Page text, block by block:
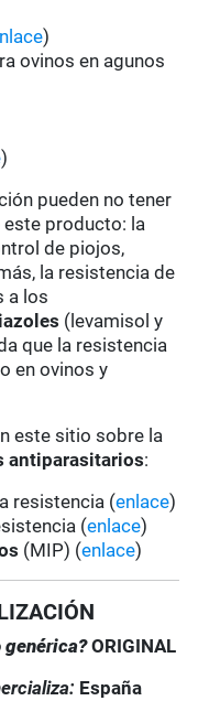
)
ovinos en agunos
)
pueden no tener
producto: la
de piojos,
la resistencia de
a los
(levamisol y
que la resistencia
en ovinos y
este sitio sobre la
antiparasitarios:
resistencia (enlace)
(enlace)
(MIP) (enlace)
genérica?ORIGINAL
España